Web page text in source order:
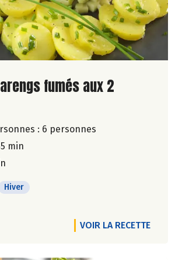
la recette
fumés aux 2
: 6 personnes
min
Hiver
VOIR LA RECETTE